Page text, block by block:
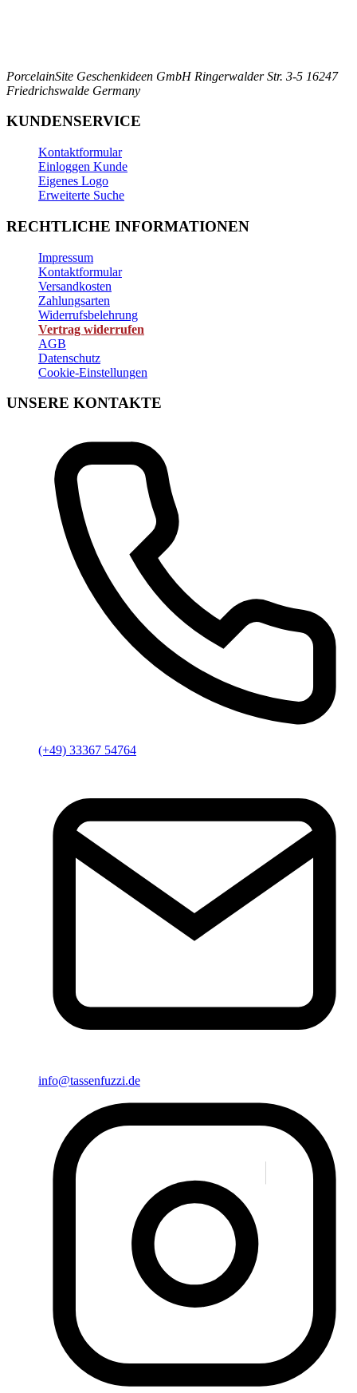
PorcelainSite Geschenkideen GmbH Ringerwalder Str. 3-5 16247
Friedrichswalde Germany
KUNDENSERVICE
Kontaktformular
Einloggen Kunde
Eigenes Logo
Erweiterte Suche
RECHTLICHE INFORMATIONEN
Impressum
Kontaktformular
Versandkosten
Zahlungsarten
Widerrufsbelehrung
Vertrag widerrufen
AGB
Datenschutz
Cookie-Einstellungen
UNSERE KONTAKTE
(+49) 33367 54764
info@tassenfuzzi.de